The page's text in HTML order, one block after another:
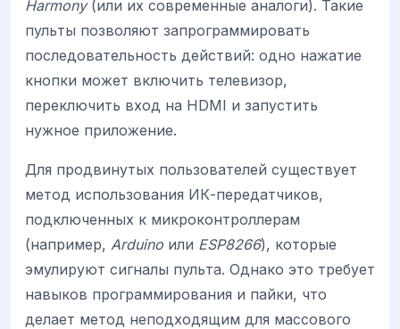
Harmony(или их современные аналоги). Такие
пульты позволяют запрограммировать
последовательность действий: одно нажатие
кнопки может включить телевизор,
переключить вход на HDMI и запустить
нужное приложение.
Для продвинутых пользователей существует
метод использования ИК-передатчиков,
подключенных к микроконтроллерам
(например, Arduino или ESP8266), которые
эмулируют сигналы пульта. Однако это требует
навыков программирования и пайки, что
делает метод неподходящим для массового